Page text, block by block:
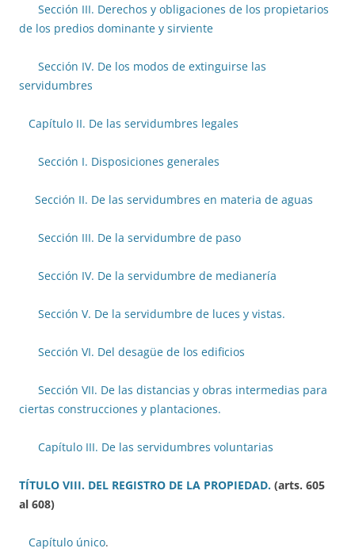
Sección III. Derechos y obligaciones de los propietarios
de los predios dominante y sirviente
Sección IV. De los modos de extinguirse las
servidumbres
Capítulo II. De las servidumbres legales
Sección I. Disposiciones generales
Sección II. De las servidumbres en materia de aguas
Sección III. De la servidumbre de paso
Sección IV. De la servidumbre de medianería
Sección V. De la servidumbre de luces y vistas.
Sección VI. Del desagüe de los edificios
Sección VII. De las distancias y obras intermedias para
ciertas construcciones y plantaciones.
Capítulo III. De las servidumbres voluntarias
TÍTULO VIII. DEL REGISTRO DE LA PROPIEDAD. (arts. 605
al 608)
Capítulo único.